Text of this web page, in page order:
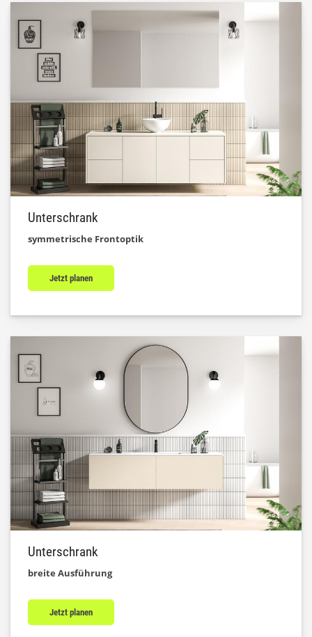
Unterschrank
symmetrische Frontoptik
Jetzt planen
Unterschrank
breite Ausführung
Jetzt planen